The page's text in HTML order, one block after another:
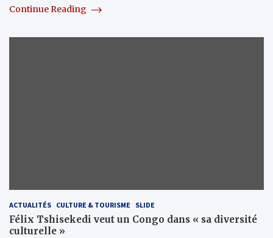
Continue Reading
ACTUALITÉS CULTURE & TOURISME SLIDE
Félix Tshisekedi veut un Congo dans « sa diversité
culturelle »